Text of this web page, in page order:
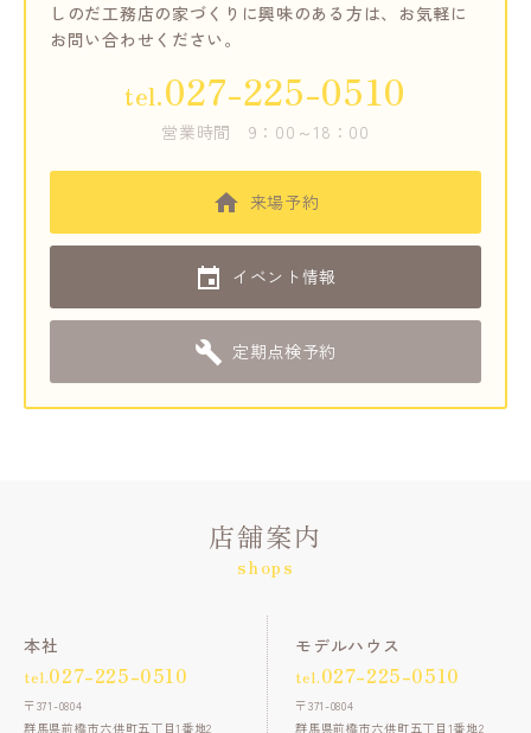
しのだ工務店の家づくりに興味のある方は、 お気軽に
お問い合わせください。
tel.027-225-0510
営業時間 9：00～18：00
来場予約
イベント情報
定期点検予約
店舗案内
shops
本社
tel.027-225-0510
〒371-0804
群馬県前橋市六供町五丁目1番地2
モデルハウス
tel.027-225-0510
〒371-0804
群馬県前橋市六供町五丁目1番地2